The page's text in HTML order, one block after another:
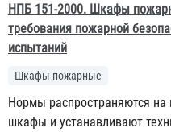
НПБ 151-2000. Шкафы
требования пожарной
испытаний
Шкафы пожарные
Нормы распространяются
шкафы и устанавливают